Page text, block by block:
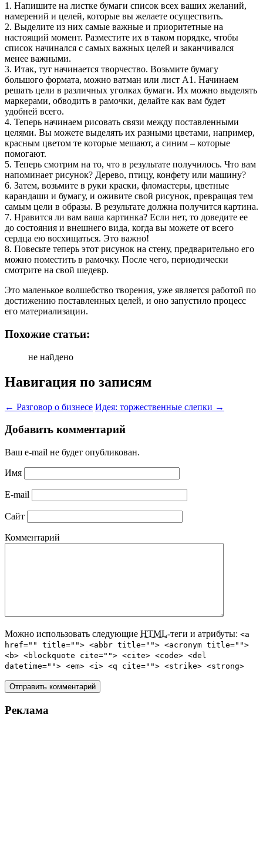
1. Напишите на листке бумаги список всех ваших желаний,
намерений и целей, которые вы желаете осуществить.
2. Выделите из них самые важные и приоритетные на
настоящий момент. Разместите их в таком порядке, чтобы
список начинался с самых важных целей и заканчивался
менее важными.
3. Итак, тут начинается творчество. Возьмите бумагу
большого формата, можно ватман или лист А1. Начинаем
решать цели в различных уголках бумаги. Их можно выделять
маркерами, обводить в рамочки, делайте как вам будет
удобней всего.
4. Теперь начинаем рисовать связи между поставленными
целями. Вы можете выделять их разными цветами, например,
красным цветом те которые мешают, а синим – которые
помогают.
5. Теперь смотрим на то, что в результате получилось. Что вам
напоминает рисунок? Дерево, птицу, конфету или машину?
6. Затем, возьмите в руки краски, фломастеры, цветные
карандаши и бумагу, и оживите свой рисунок, превращая тем
самым цели в образы. В результате должна получится картина.
7. Нравится ли вам ваша картинка? Если нет, то доведите ее
до состояния и внешнего вида, когда вы можете от всего
сердца ею восхищаться. Это важно!
8. Повесьте теперь этот рисунок на стену, предварительно его
можно поместить в рамочку. После чего, периодически
смотрите на свой шедевр.
Это маленькое волшебство творения, уже является работой по
достижению поставленных целей, и оно запустило процесс
его материализации.
Похожие статьи:
не найдено
Навигация по записям
← Разговор о бизнесе Идея: торжественные слепки →
Добавить комментарий
Ваш e-mail не будет опубликован.
Имя
E-mail
Сайт
Комментарий
Можно использовать следующие HTML-теги и атрибуты: <a
href="" title=""> <abbr title=""> <acronym title="">
<b> <blockquote cite=""> <cite> <code> <del
datetime=""> <em> <i> <q cite=""> <strike> <strong>
Реклама